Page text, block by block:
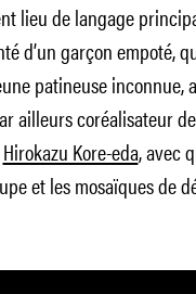
lieu de langage
d’un garçon empoté,
patineuse inconnue,
ailleurs coréalisateur de
Hirokazu Kore-eda, avec
et les mosaïques de